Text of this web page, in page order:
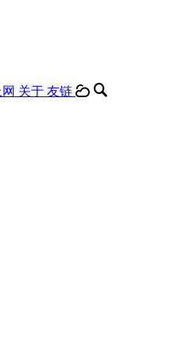
关于 友链